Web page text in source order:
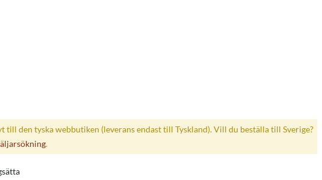
till den tyska webbutiken (leverans endast till Tyskland). Vill du beställa till Sverige?
.